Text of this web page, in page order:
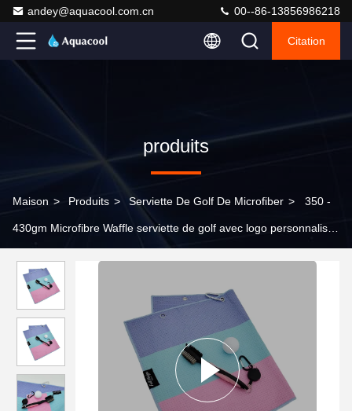
andey@aquacool.com.cn 00--86-13856986218
Citation
produits
Maison > Produits > Serviette De Golf De Microfiber > 350 -
430gm Microfibre Waffle serviette de golf avec logo personnalisé